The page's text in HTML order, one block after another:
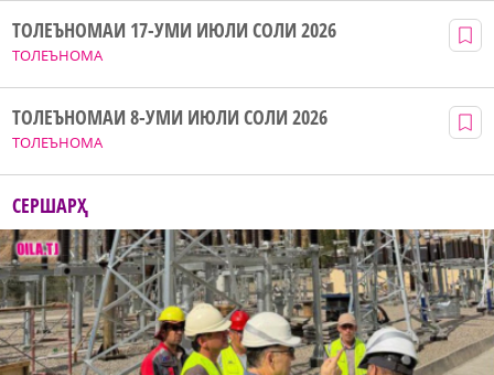
ТОЛЕЪНОМА
ТОЛЕЪНОМАИ 17-УМИ ИЮЛИ СОЛИ 2026
ТОЛЕЪНОМА
ТОЛЕЪНОМАИ 8-УМИ ИЮЛИ СОЛИ 2026
СЕРШАРҲ